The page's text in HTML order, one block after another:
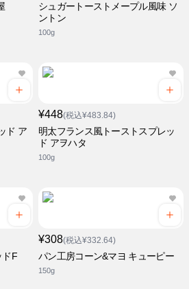
シュガートーストメープル風味 ソ
ントン
100g
ド ア
¥448(税込¥483.84)
明太フランス風トーストスプレッ
ド アヲハタ
100g
ドF
¥308(税込¥332.64)
パン工房コーン&マヨ キューピー
150g